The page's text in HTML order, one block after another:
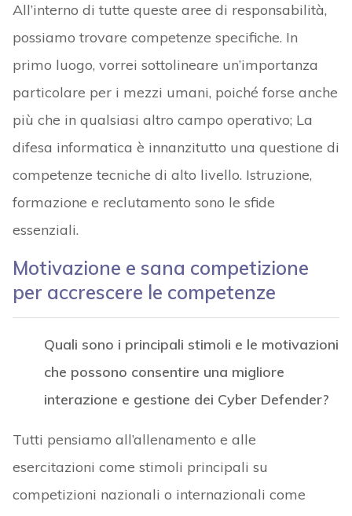
All’interno di tutte queste aree di responsabilità,
possiamo trovare competenze specifiche. In
primo luogo, vorrei sottolineare un’importanza
particolare per i mezzi umani, poiché forse anche
più che in qualsiasi altro campo operativo; La
difesa informatica è innanzitutto una questione di
competenze tecniche di alto livello. Istruzione,
formazione e reclutamento sono le sfide
essenziali.
Motivazione e sana competizione
per accrescere le competenze
Quali sono i principali stimoli e le motivazioni
che possono consentire una migliore
interazione e gestione dei Cyber ​​Defender?
Tutti pensiamo all’allenamento e alle
esercitazioni come stimoli principali su
competizioni nazionali o internazionali come